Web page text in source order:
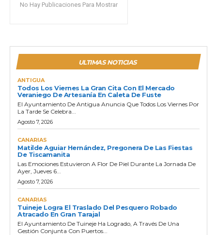
No Hay Publicaciones Para Mostrar
ULTIMAS NOTICIAS
ANTIGUA
Todos Los Viernes La Gran Cita Con El Mercado
Veraniego De Artesanía En Caleta De Fuste
El Ayuntamiento De Antigua Anuncia Que Todos Los Viernes Por
La Tarde Se Celebra...
Agosto 7, 2026
CANARIAS
Matilde Aguiar Hernández, Pregonera De Las Fiestas
De Tiscamanita
Las Emociones Estuvieron A Flor De Piel Durante La Jornada De
Ayer, Jueves 6...
Agosto 7, 2026
CANARIAS
Tuineje Logra El Traslado Del Pesquero Robado
Atracado En Gran Tarajal
El Ayuntamiento De Tuineje Ha Logrado, A Través De Una
Gestión Conjunta Con Puertos...